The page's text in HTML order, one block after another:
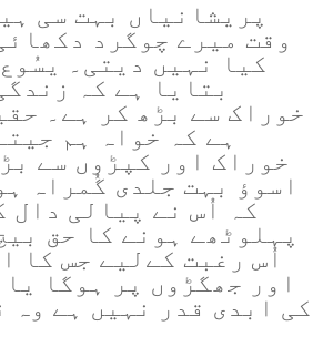
پریشانیاں بہت سی
وقت میرے چوگرد
کیا نہیں دیتی۔
بتایا ہے کہ
خوراک سے بڑھ کر ہے۔
ہے کہ خواہ ہم
خوراک اور کپڑوں سے
اسوؤ بہت جلدی گُمراہ
کہ اُس نے پیالی دال
پہلوٹھے ہونے کا حق
اُس رغبت کےلیے جس کا
اور جھگڑوں پر ہوگا
کی ابدی قدر نہیں ہے وہ